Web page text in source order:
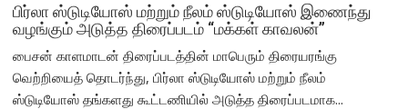
பிர்லா ஸ்டுடியோஸ் மற்றும் நீலம் ஸ்டுடியோஸ் இணைந்து
வழங்கும் அடுத்த திரைப்படம் “மக்கள் காவலன்”
பைசன் காளமாடன் திரைப்படத்தின் மாபெரும் திரையரங்கு
வெற்றியைத் தொடர்ந்து, பிர்லா ஸ்டுடியோஸ் மற்றும் நீலம்
ஸ்டுடியோஸ் தங்களது கூட்டணியில் அடுத்த திரைப்படமாக...